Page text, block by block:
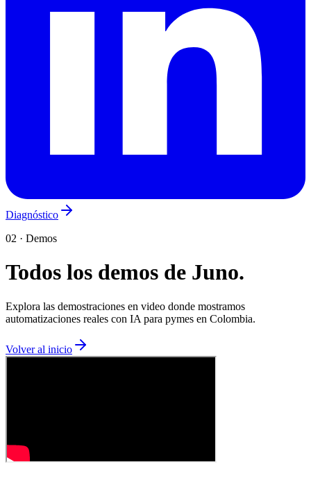
Diagnóstico
02 · Demos
Todos los demos de Juno.
Explora las demostraciones en video donde mostramos
automatizaciones reales con IA para pymes en Colombia.
Volver al inicio